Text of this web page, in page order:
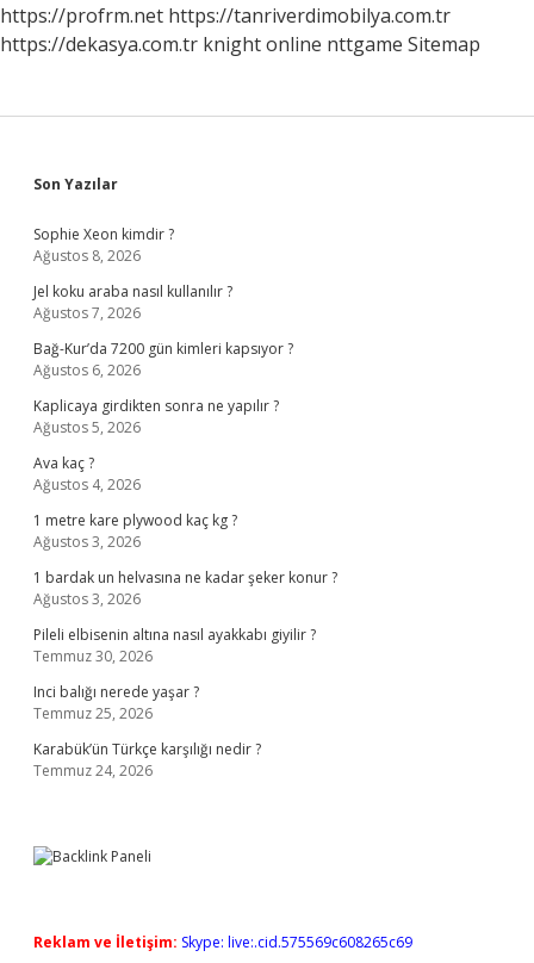
https://profrm.net https://tanriverdimobilya.com.tr
https://dekasya.com.tr knight online nttgame Sitemap
Sidebar
Son Yazılar
Sophie Xeon kimdir ?
Ağustos 8, 2026
Jel koku araba nasıl kullanılır ?
Ağustos 7, 2026
Bağ-Kur’da 7200 gün kimleri kapsıyor ?
Ağustos 6, 2026
Kaplicaya girdikten sonra ne yapılır ?
Ağustos 5, 2026
Ava kaç ?
Ağustos 4, 2026
1 metre kare plywood kaç kg ?
Ağustos 3, 2026
1 bardak un helvasına ne kadar şeker konur ?
Ağustos 3, 2026
Pileli elbisenin altına nasıl ayakkabı giyilir ?
Temmuz 30, 2026
Inci balığı nerede yaşar ?
Temmuz 25, 2026
Karabük’ün Türkçe karşılığı nedir ?
Temmuz 24, 2026
Reklam ve İletişim: Skype: live:.cid.575569c608265c69